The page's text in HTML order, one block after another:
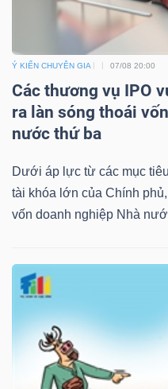
Ý KIẾN CHUYÊN GIA 07/08 20:00
Các thương vụ IPO
ra làn sóng thoái
nước thứ ba
Dưới áp lực từ các mục
tài khóa lớn của Chính
vốn doanh nghiệp Nhà
CHÍNH
CÔNG
NGHỆ
TIN
DỊCH
VỤ
TRUYỀN
THÔNG